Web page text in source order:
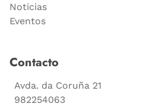
Noticias
Eventos
Contacto
Avda. da Coruña 21
982254063